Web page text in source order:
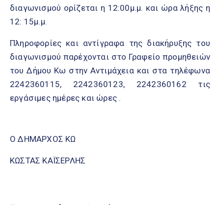
διαγωνισμού ορίζεται η 12:00μ.μ. και ώρα λήξης η
12: 15μ.μ.
Πληροφορίες και αντίγραφα της διακήρυξης του
διαγωνισμού παρέχονται στο Γραφείο προμηθειών
του Δήμου Κω στην Αντιμάχεια και στα τηλέφωνα
2242360115, 2242360123, 2242360162 τις
εργάσιμες ημέρες και ώρες .
Ο ΔΗΜΑΡΧΟΣ KΩ
ΚΩΣΤΑΣ ΚΑΪΣΕΡΛΗΣ